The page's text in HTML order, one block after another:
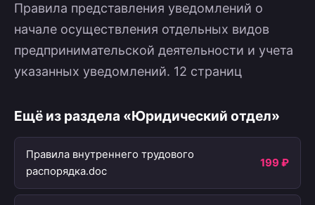
Правила представления уведомлений о
начале осуществления отдельных видов
предпринимательской деятельности и учета
указанных уведомлений. 12 страниц
Ещё из раздела «Юридический отдел»
Правила внутреннего трудового
распорядка.doc
199 ₽